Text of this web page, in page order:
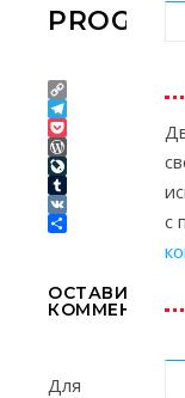
Copy
Link
Telegram
Pocket
WordPress
LiveJournal
Tumblr
VK
ОСТАВИТЬ
Для
с